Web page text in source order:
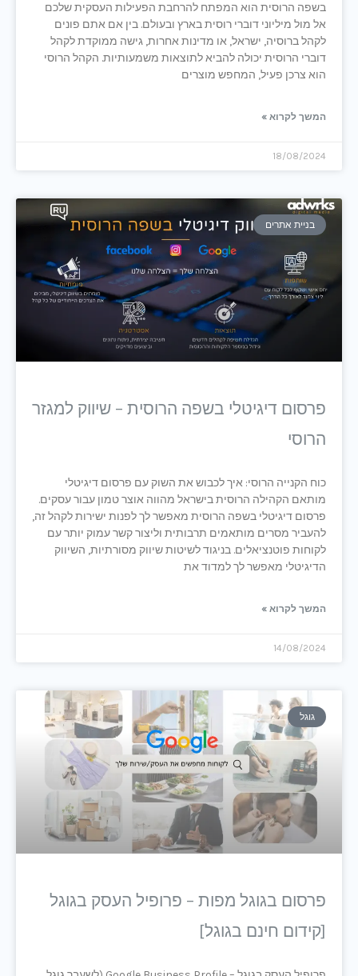
בשפה הרוסית הוא המפתח להרחבת הפעילות העסקית שלכם
אל מול מיליוני דוברי רוסית בארץ ובעולם. בין אם אתם פונים
לקהל ברוסיה, ישראל, או מדינות אחרות, גישה ממוקדת לקהל
דוברי הרוסית יכולה להביא לתוצאות משמעותיות. הקהל הרוסי
הוא צרכן פעיל, המחפש מוצרים
המשך לקרוא »
18/08/2024
בניית אתרים
פרסום דיגיטלי בשפה הרוסית – שיווק למגזר
הרוסי
כוח הקנייה הרוסי: איך לכבוש את השוק עם פרסום דיגיטלי
מותאם הקהילה הרוסית בישראל מהווה אוצר טמון עבור עסקים.
פרסום דיגיטלי בשפה הרוסית מאפשר לך לפנות ישירות לקהל זה,
להעביר מסרים מותאמים תרבותית וליצור קשר עמוק יותר עם
לקוחות פוטנציאלים. בניגוד לשיטות שיווק מסורתיות, השיווק
הדיגיטלי מאפשר לך למדוד את
המשך לקרוא »
14/08/2024
גוגל
פרסום בגוגל מפות – פרופיל העסק בגוגל
[קידום חינם בגוגל]